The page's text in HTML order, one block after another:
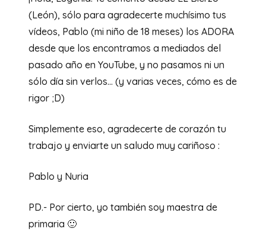
(León), sólo para agradecerte muchísimo tus
vídeos, Pablo (mi niño de 18 meses) los ADORA
desde que los encontramos a mediados del
pasado año en YouTube, y no pasamos ni un
sólo día sin verlos… (y varias veces, cómo es de
rigor ;D)
Simplemente eso, agradecerte de corazón tu
trabajo y enviarte un saludo muy cariñoso :
Pablo y Nuria
PD.- Por cierto, yo también soy maestra de
primaria 🙂